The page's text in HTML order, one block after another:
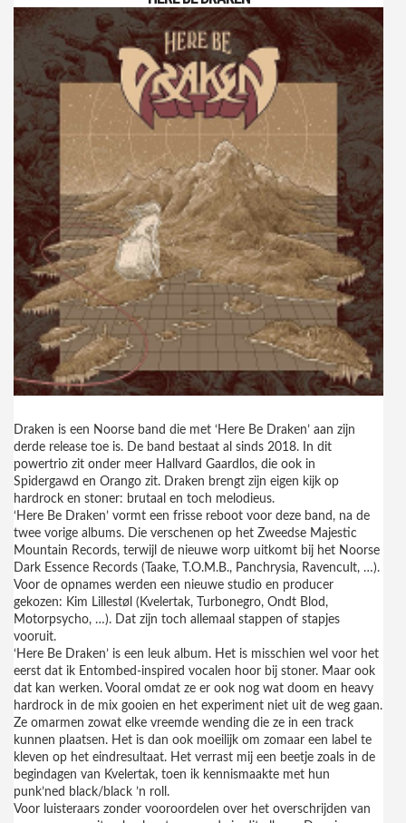
Draken is een Noorse band die met ‘Here Be Draken’ aan zijn
derde release toe is. De band bestaat al sinds 2018. In dit
powertrio zit onder meer Hallvard Gaardlos, die ook in
Spidergawd en Orango zit. Draken brengt zijn eigen kijk op
hardrock en stoner: brutaal en toch melodieus.
‘Here Be Draken’ vormt een frisse reboot voor deze band, na de
twee vorige albums. Die verschenen op het Zweedse Majestic
Mountain Records, terwijl de nieuwe worp uitkomt bij het Noorse
Dark Essence Records (Taake, T.O.M.B., Panchrysia, Ravencult, …).
Voor de opnames werden een nieuwe studio en producer
gekozen: Kim Lillestøl (Kvelertak, Turbonegro, Ondt Blod,
Motorpsycho, …). Dat zijn toch allemaal stappen of stapjes
vooruit.
‘Here Be Draken’ is een leuk album. Het is misschien wel voor het
eerst dat ik Entombed-inspired vocalen hoor bij stoner. Maar ook
dat kan werken. Vooral omdat ze er ook nog wat doom en heavy
hardrock in de mix gooien en het experiment niet uit de weg gaan.
Ze omarmen zowat elke vreemde wending die ze in een track
kunnen plaatsen. Het is dan ook moeilijk om zomaar een label te
kleven op het eindresultaat. Het verrast mij een beetje zoals in de
begindagen van Kvelertak, toen ik kennismaakte met hun
punk’ned black/black ’n roll.
Voor luisteraars zonder vooroordelen over het overschrijden van